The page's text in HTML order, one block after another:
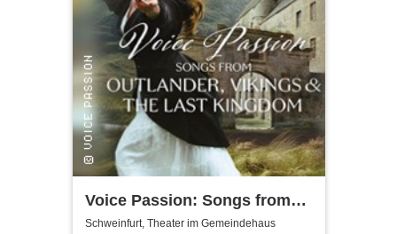
Voice Passion: Songs from
Outlander, Vikings & The Last
Schweinfurt, Theater im Gemeindehaus